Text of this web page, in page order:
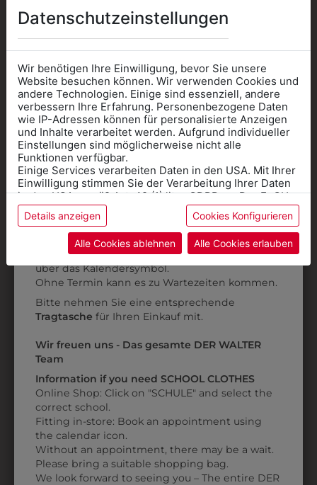
6H099445UE
KOCHHOSE CLASSIC
PEPITA ÜBERLÄNGE
€ 47,90
1WEKORK
KORKENZIEHER MIT
LOGO WALDEGG
€ 12,90
330003216595
GESCHIRRTUCH ROT
€ 2,00
31805PIELA001
PANTOFFEL PIEL-A
€ 40,90
Datenschutzeinstellungen
Wir benötigen Ihre Einwilligung, bevor Sie unsere
Website besuchen können. Wir verwenden Cookies und
andere Technologien. Einige sind essenziell, andere
verbessern Ihre Erfahrung. Personenbezogene Daten
wie IP-Adressen können für personalisierte Anzeigen
und Inhalte verarbeitet werden. Aufgrund individueller
Einstellungen sind möglicherweise nicht alle
Funktionen verfügbar.
Einige Services verarbeiten Daten in den USA. Mit Ihrer
Einwilligung stimmen Sie der Verarbeitung Ihrer Daten
in den USA gemäß Art. 49 (1) lit. a GDPR zu. Der EuGH
stuft die USA als Land mit unzureichendem Datenschutz
ein, und es besteht das Risiko, dass US-Behörden
Daten ohne Klagemöglichkeit für Europäer überwachen.
Datenschutzerklärungbzw. im
Details anzeigen Cookies Konfigurieren
Alle Cookies ablehnen Alle Cookies erlauben
Informationen wenn Sie
Kleidung
für die SCHULE
benötigen
Online Shop: Klick auf SCHULE in der
Kategorie und die richtige Schule auswählen.
AnprobeVorort im Geschäft: Termin buchen
über das Kalendersymbol.
Ohne Termin kann es zu Wartezeiten kommen.
Bitte nehmen Sie eine entsprechende
Tragtasche für Ihren Einkauf mit.
Wir freuen uns - Das gesamte DER WALTER
Team
Information if you need SCHOOL CLOTHES
Online Shop: Click on "SCHULE" and select the
correct school.
Fitting in-store: Book an appointment using
the calendar icon.
Without an appointment, there may be a wait.
Please bring a suitable shopping bag.
We look forward to seeing you – The entire DER